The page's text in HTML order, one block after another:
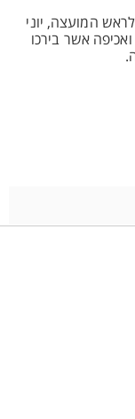
המועצה, יוני
אשר בירכו